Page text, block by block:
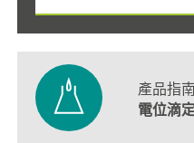
產品指南
電位滴